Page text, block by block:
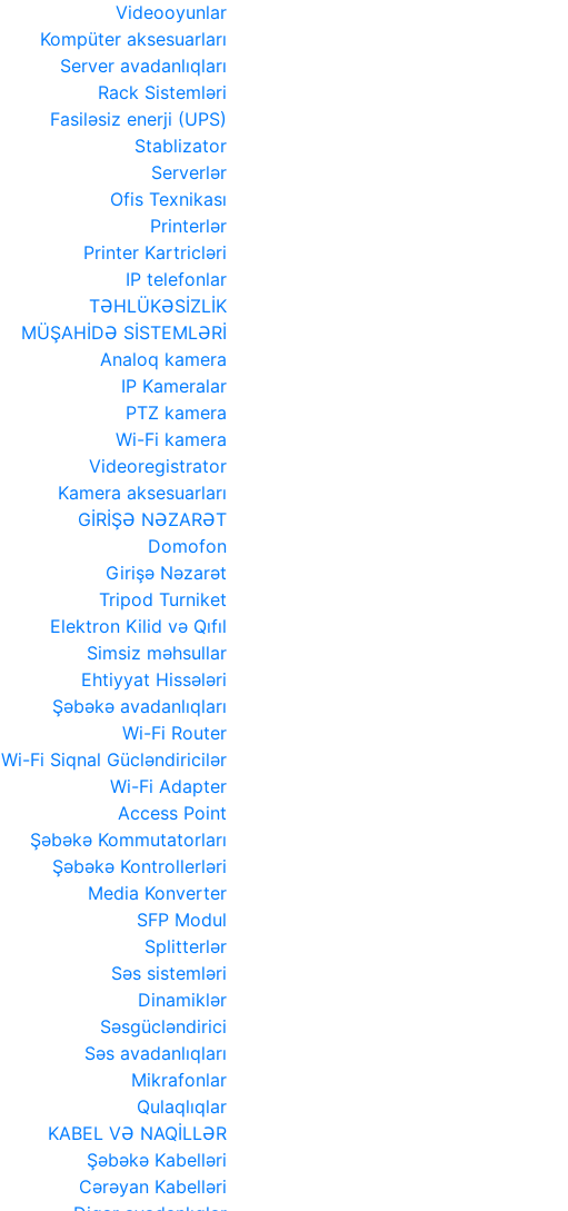
Videooyunlar
Kompüter aksesuarları
Server avadanlıqları
Rack Sistemləri
Fasiləsiz enerji (UPS)
Stablizator
Serverlər
Ofis Texnikası
Printerlər
Printer Kartricləri
IP telefonlar
TƏHLÜKƏSİZLİK
MÜŞAHİDƏ SİSTEMLƏRİ
Analoq kamera
IP Kameralar
PTZ kamera
Wi-Fi kamera
Videoregistrator
Kamera aksesuarları
GİRİŞƏ NƏZARƏT
Domofon
Girişə Nəzarət
Tripod Turniket
Elektron Kilid və Qıfıl
Simsiz məhsullar
Ehtiyyat Hissələri
Şəbəkə avadanlıqları
Wi-Fi Router
Wi-Fi Siqnal Gücləndiricilər
Wi-Fi Adapter
Access Point
Şəbəkə Kommutatorları
Şəbəkə Kontrollerləri
Media Konverter
SFP Modul
Splitterlər
Səs sistemləri
Dinamiklər
Səsgücləndirici
Səs avadanlıqları
Mikrafonlar
Qulaqlıqlar
KABEL VƏ NAQİLLƏR
Şəbəkə Kabelləri
Cərəyan Kabelləri